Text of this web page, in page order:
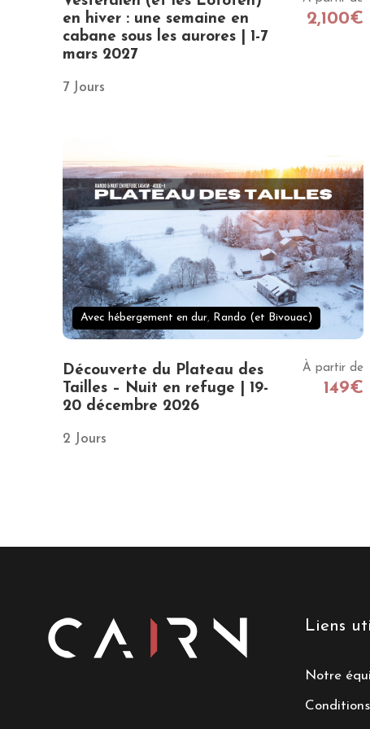
en hiver : une semaine en
cabane sous les aurores | 1-7
mars 2027
2,100€
7 Jours
Avec hébergement en dur, Rando (et Bivouac)
Découverte du Plateau des
Tailles – Nuit en refuge | 19-
20 décembre 2026
À partir de
149€
2 Jours
Liens
Notre